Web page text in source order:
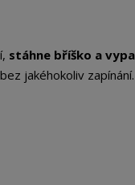
stáhne bříško a
jakéhokoliv zapínání.